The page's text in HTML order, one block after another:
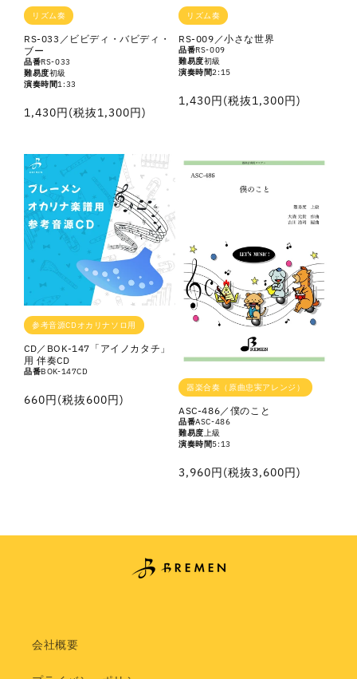
リズム奏
RS-033／ビビディ・バビディ・
ブー
品番RS-033
難易度初級
演奏時間1:33
通
格
1,430円(税抜1,300円)
リズム奏
RS-009／小さな世界
品番RS-009
難易度初級
演奏時間2:15
通
格
1,430円(税抜1,300円)
参考音源CDオカリナソロ用
CD／BOK-147「アイノカタチ」
用 伴奏CD
品番BOK-147CD
通
660円(税抜600円)
器楽合奏（原曲忠実アレンジ）
ASC-486／僕のこと
品番ASC-486
難易度上級
演奏時間5:13
通
3,960円(税抜3,600円)
会社概要